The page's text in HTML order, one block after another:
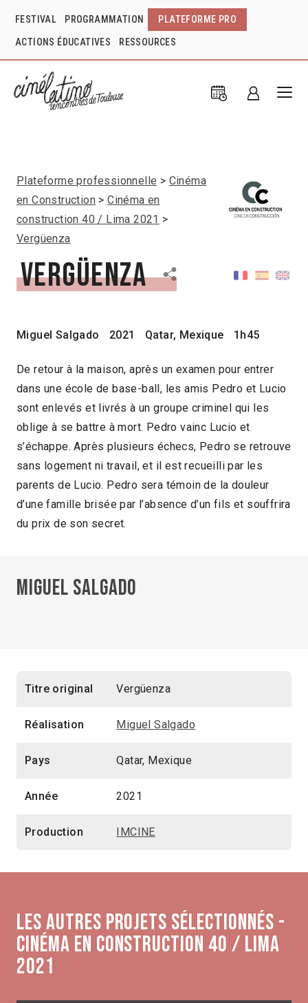
FESTIVAL PROGRAMMATION PLATEFORME PRO
ACTIONS ÉDUCATIVES RESSOURCES
Plateforme professionnelle
Cinéma
en Construction
Cinéma en
construction 40 / Lima 2021
Vergüenza
Vergüenza
Miguel Salgado 2021 Qatar, Mexique 1h45
De retour à la maison, après un examen pour entrer
dans une école de base-ball, les amis Pedro et Lucio
sont enlevés et livrés à un groupe criminel qui les
oblige à se battre à mort. Pedro vainc Lucio et
s’échappe. Après plusieurs échecs, Pedro se retrouve
sans logement ni travail, et il est recueilli par les
parents de Lucio. Pedro sera témoin de la douleur
d’une famille brisée par l’absence d’un fils et souffrira
du prix de son secret.
Miguel Salgado
Titre original Vergüenza
Réalisation Miguel Salgado
Pays Qatar, Mexique
Année 2021
Production IMCINE
Les autres projets sélectionnés -
Cinéma en construction 40 / Lima
2021